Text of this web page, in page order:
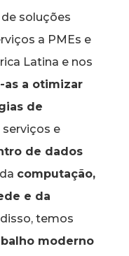
soluções
a PMEs e
Latina e nos
as a otimizar
de
e
de dados
computação,
e da
temos
moderno